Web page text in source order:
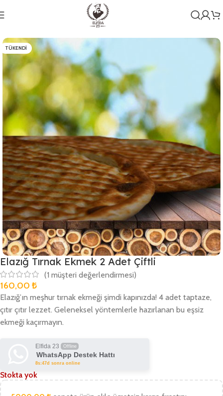
TÜKENDI
Elazığ Tırnak Ekmek 2 Adet Çiftli
(1 müşteri değerlendirmesi)
160,00 ₺
Elazığ’ın meşhur tırnak ekmeği şimdi kapınızda! 4 adet taptaze,
çıtır çıtır lezzet. Geleneksel yöntemlerle hazırlanan bu eşsiz
ekmeği kaçırmayın.
Elfida 23 Offline
WhatsApp Destek Hattı
8s:47d sonra online
Stokta yok